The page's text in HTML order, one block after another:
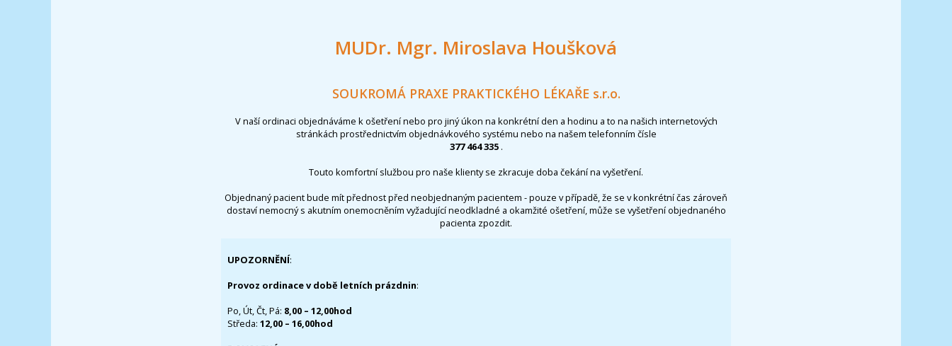
MUDr. Mgr. Miroslava Houšková
SOUKROMÁ PRAXE PRAKTICKÉHO LÉKAŘE s.r.o.
V naší ordinaci objednáváme k ošetření nebo pro jiný úkon na konkrétní den a hodinu a to na našich internetových
stránkách prostřednictvím objednávkového systému nebo na našem telefonním čísle
377 464 335 .
Touto komfortní službou pro naše klienty se zkracuje doba čekání na vyšetření.
Objednaný pacient bude mít přednost před neobjednaným pacientem - pouze v případě, že se v konkrétní čas zároveň
dostaví nemocný s akutním onemocněním vyžadující neodkladné a okamžité ošetření, může se vyšetření objednaného
pacienta zpozdit.
UPOZORNĚNÍ:
Provoz ordinace v době letních prázdnin:
Po, Út, Čt, Pá: 8,00 – 12,00hod
Středa: 12,00 – 16,00hod